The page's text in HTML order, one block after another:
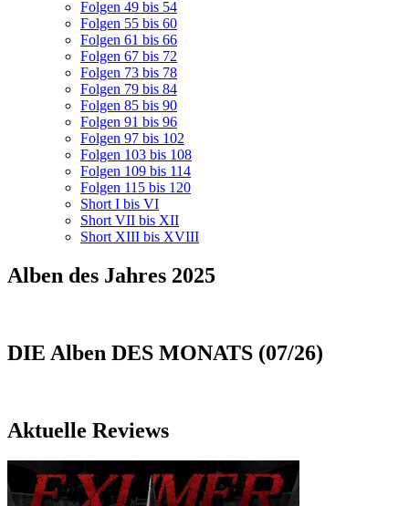
Folgen 49 bis 54
Folgen 55 bis 60
Folgen 61 bis 66
Folgen 67 bis 72
Folgen 73 bis 78
Folgen 79 bis 84
Folgen 85 bis 90
Folgen 91 bis 96
Folgen 97 bis 102
Folgen 103 bis 108
Folgen 109 bis 114
Folgen 115 bis 120
Short I bis VI
Short VII bis XII
Short XIII bis XVIII
Alben des Jahres 2025
DIE Alben DES MONATS (07/26)
Aktuelle Reviews